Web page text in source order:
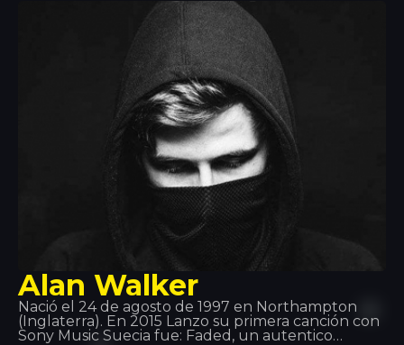
grandes éxitos y colaboraciones como “Besas Tan
Bien”, “Feel the Rhythm” o “Calma” lo han hecho
imprescindible en el mundo musical.
Alan Walker
Nació el 24 de agosto de 1997 en Northampton
(Inglaterra). En 2015 Lanzo su primera canción con
Sony Music Suecia fue: Faded, un autentico